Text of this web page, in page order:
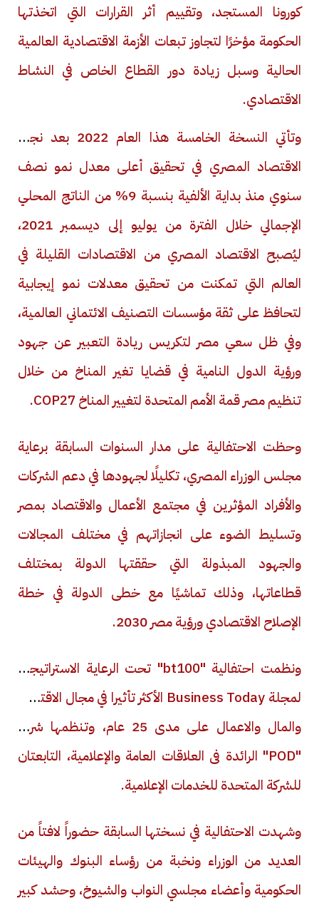
كورونا المستجد، وتقييم أثر القرارات التي اتخذتها
الحكومة مؤخرًا لتجاوز تبعات الأزمة الاقتصادية العالمية
الحالية وسبل زيادة دور القطاع الخاص في النشاط
الاقتصادي.
وتأتي النسخة الخامسة هذا العام 2022 بعد نجاح
الاقتصاد المصري في تحقيق أعلى معدل نمو نصف
سنوي منذ بداية الألفية بنسبة 9% من الناتج المحلي
الإجمالي خلال الفترة من يوليو إلى ديسمبر 2021،
ليُصبح الاقتصاد المصري من الاقتصادات القليلة في
العالم التي تمكنت من تحقيق معدلات نمو إيجابية
لتحافظ على ثقة مؤسسات التصنيف الائتماني العالمية،
وفي ظل سعي مصر لتكريس ريادة التعبير عن جهود
ورؤية الدول النامية في قضايا تغير المناخ من خلال
تنظيم مصر قمة الأمم المتحدة لتغيير المناخ COP27
.
وحظت الاحتفالية على مدار السنوات السابقة برعاية
مجلس الوزراء المصري، تكليلًا لجهودها في دعم الشركات
والأفراد المؤثرين في مجتمع الأعمال والاقتصاد بمصر
وتسليط الضوء على انجازاتهم في مختلف المجالات
والجهود المبذولة التي حققتها الدولة بمختلف
قطاعاتها، وذلك تماشيًا مع خطى الدولة في خطة
الإصلاح الاقتصادي ورؤية مصر 2030.
ونظمت احتفالية "bt100" تحت الرعاية الاستراتيجية
لمجلة Business Today الأكثر تأثيرا في مجال الاقتصاد
والمال والاعمال على مدى 25 عام، وتنظمها شركة
"
POD" الرائدة فى العلاقات العامة والإعلامية، التابعتان
للشركة المتحدة للخدمات الإعلامية.
وشهدت الاحتفالية في نسختها السابقة حضوراً لافتاً من
العديد من الوزراء ونخبة من رؤساء البنوك والهيئات
الحكومية وأعضاء مجلسي النواب والشيوخ، وحشد كبير